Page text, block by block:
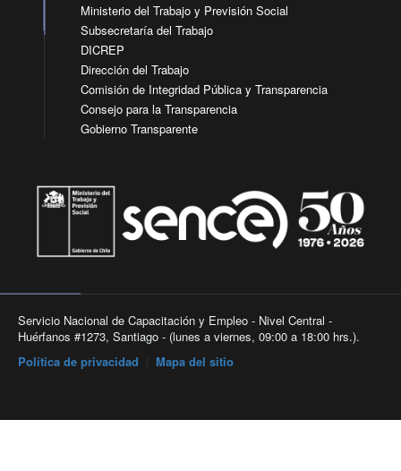
Ministerio del Trabajo y Previsión Social
Subsecretaría del Trabajo
DICREP
Dirección del Trabajo
Comisión de Integridad Pública y Transparencia
Consejo para la Transparencia
Gobierno Transparente
Servicio Nacional de Capacitación y Empleo - Nivel Central -
Huérfanos #1273, Santiago - (lunes a viernes, 09:00 a 18:00 hrs.).
Política de privacidad
Mapa del sitio